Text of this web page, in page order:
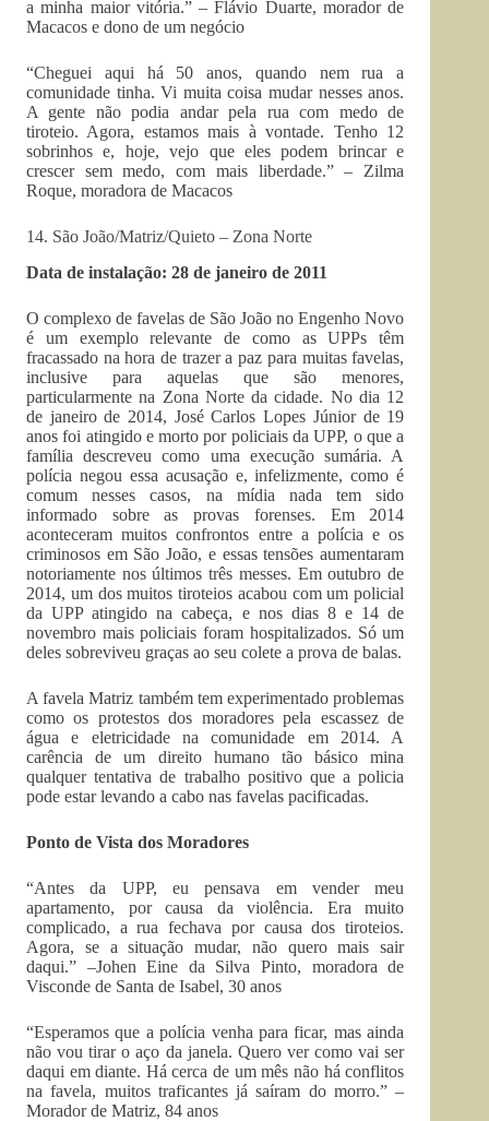
a minha maior vitória.” – Flávio Duarte, morador de
Macacos e dono de um negócio
“Cheguei aqui há 50 anos, quando nem rua a
comunidade tinha. Vi muita coisa mudar nesses anos.
A gente não podia andar pela rua com medo de
tiroteio. Agora, estamos mais à vontade. Tenho 12
sobrinhos e, hoje, vejo que eles podem brincar e
crescer sem medo, com mais liberdade.” – Zilma
Roque, moradora de Macacos
14. São João/Matriz/Quieto – Zona Norte
Data de instalação: 28 de janeiro de 2011
O complexo de favelas de São João no Engenho Novo
é um exemplo relevante de como as UPPs têm
fracassado na hora de trazer a paz para muitas favelas,
inclusive para aquelas que são menores,
particularmente na Zona Norte da cidade. No dia 12
de janeiro de 2014, José Carlos Lopes Júnior de 19
anos foi atingido e morto por policiais da UPP, o que a
família descreveu como uma execução sumária. A
polícia negou essa acusação e, infelizmente, como é
comum nesses casos, na mídia nada tem sido
informado sobre as provas forenses. Em 2014
aconteceram muitos confrontos entre a polícia e os
criminosos em São João, e essas tensões aumentaram
notoriamente nos últimos três messes. Em outubro de
2014, um dos muitos tiroteios acabou com um policial
da UPP atingido na cabeça, e nos dias 8 e 14 de
novembro mais policiais foram hospitalizados. Só um
deles sobreviveu graças ao seu colete a prova de balas.
A favela Matriz também tem experimentado problemas
como os protestos dos moradores pela escassez de
água e eletricidade na comunidade em 2014. A
carência de um direito humano tão básico mina
qualquer tentativa de trabalho positivo que a policia
pode estar levando a cabo nas favelas pacificadas.
Ponto de Vista dos Moradores
“Antes da UPP, eu pensava em vender meu
apartamento, por causa da violência. Era muito
complicado, a rua fechava por causa dos tiroteios.
Agora, se a situação mudar, não quero mais sair
daqui.” –Johen Eine da Silva Pinto, moradora de
Visconde de Santa de Isabel, 30 anos
“Esperamos que a polícia venha para ficar, mas ainda
não vou tirar o aço da janela. Quero ver como vai ser
daqui em diante. Há cerca de um mês não há conflitos
na favela, muitos traficantes já saíram do morro.” –
Morador de Matriz, 84 anos